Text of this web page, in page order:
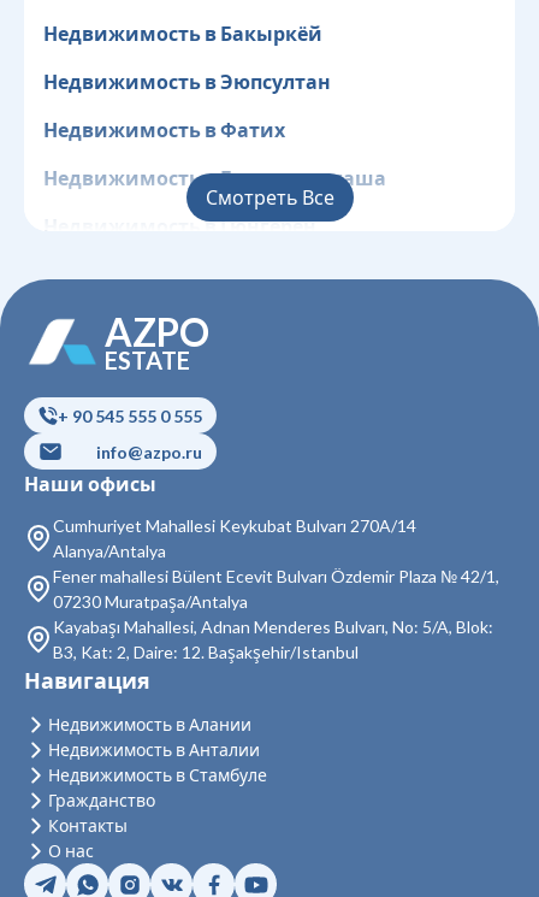
Недвижимость в Бакыркёй
Недвижимость в Эюпсултан
Недвижимость в Фатих
Недвижимость в Газиосманпаша
Недвижимость в Гюнгёрен
Недвижимость в Кагытхане
Недвижимость в Кючюкчекмедже
Недвижимость в Бейоглу
Недвижимость в Байрампаша
Недвижимость в Бешикташ
Недвижимость в Сарыер
Недвижимость в Султангази
Недвижимость в Силиври
Недвижимость в Шишли
Недвижимость в Адаляр
Недвижимость в Аташехир
Недвижимость в Бейкоз
Смотреть Все
AZPO
ESTATE
+ 90 545 555 0 555
info@azpo.ru
Наши офисы
Cumhuriyet Mahallesi Keykubat Bulvarı 270A/14
Alanya/Antalya
Fener mahallesi Bülent Ecevit Bulvarı Özdemir Plaza № 42/1,
07230 Muratpaşa/Antalya
Kayabaşı Mahallesi, Adnan Menderes Bulvarı, No: 5/A, Blok:
B3, Kat: 2, Daire: 12. Başakşehir/Istanbul
Навигация
Недвижимость в Алании
Недвижимость в Анталии
Недвижимость в Стамбуле
Гражданство
Контакты
О нас